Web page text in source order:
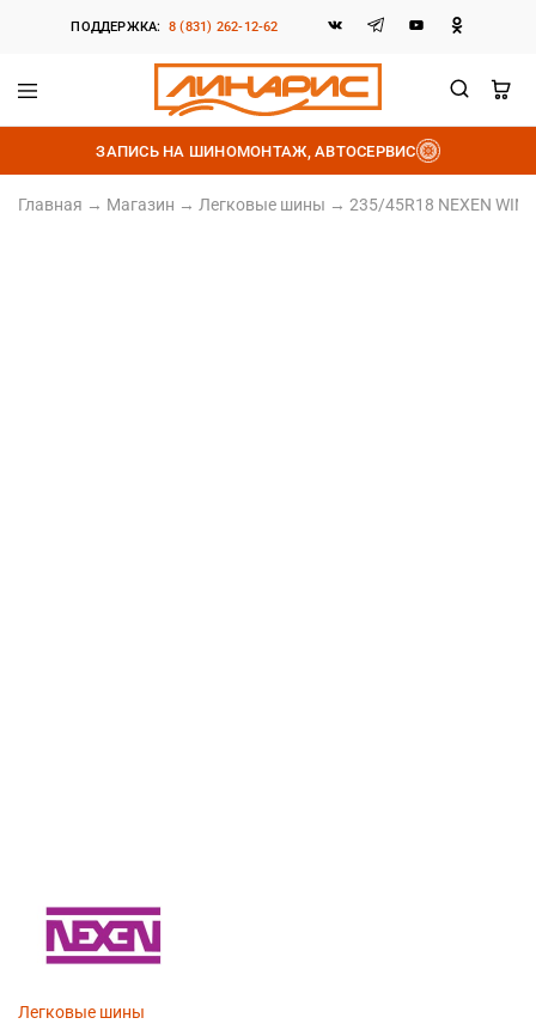
ПОДДЕРЖКА: 8 (831) 262-12-62
Линарис
Продажа
шин,
дисков
и
аккумуляторов
ЗАПИСЬ НА ШИНОМОНТАЖ, АВТОСЕРВИС
Главная → Магазин → Легковые шины → 235/45R18 NEXEN
Легковые шины